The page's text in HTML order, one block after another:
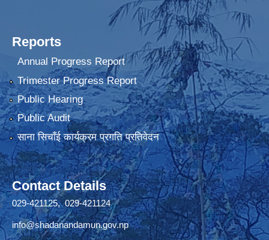
Reports
Annual Progress Report
Trimester Progress Report
Public Hearing
Public Audit
साना सिचाँई कार्यक्रम प्रगति प्रतिवेदन
Contact Details
029-421125, 029-421124
info@shadanandamun.gov.np